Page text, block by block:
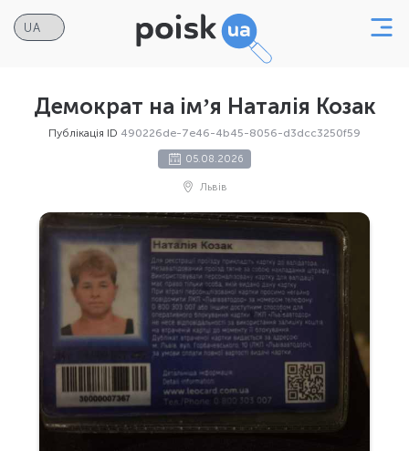
Демократ на імʼя Наталія Козак
Публікація ID 490226de-7e46-4b45-8056-d3dcc3250f59
05.08.2026
Львів